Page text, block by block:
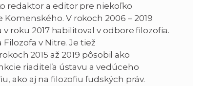
redaktor a editor pre niekoľko
V rokoch 2006 – 2019
roku 2017 habilitoval v odbore filozofia.
v Nitre. Je tiež
2015 až 2019 pôsobil ako
riaditeľa ústavu a vedúceho
ako aj na filozofiu ľudských práv.